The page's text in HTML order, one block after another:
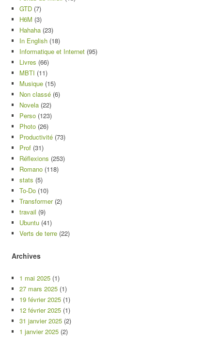
GTD (7)
H6M (3)
Hahaha (23)
In English (18)
Informatique et Internet (95)
Livres (66)
MBTI (11)
Musique (15)
Non classé (6)
Novela (22)
Perso (123)
Photo (26)
Productivité (73)
Prof (31)
Réflexions (253)
Romano (118)
stats (5)
To-Do (10)
Transformer(2)
travail (9)
Ubuntu (41)
Verts de terre (22)
Archives
1 mai 2025 (1)
27 mars 2025 (1)
19 février 2025 (1)
12 février 2025 (1)
31 janvier 2025 (2)
1 janvier 2025 (2)